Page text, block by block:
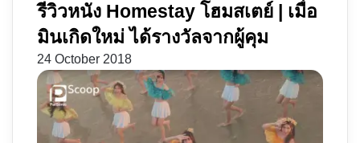
รีวิวหนัง Homestay โฮมสเตย์ | เมื่อ
มินเกิดใหม่ ได้รางวัลจากผู้คุม
24 October 2018